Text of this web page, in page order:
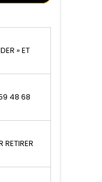
» ET
48 68